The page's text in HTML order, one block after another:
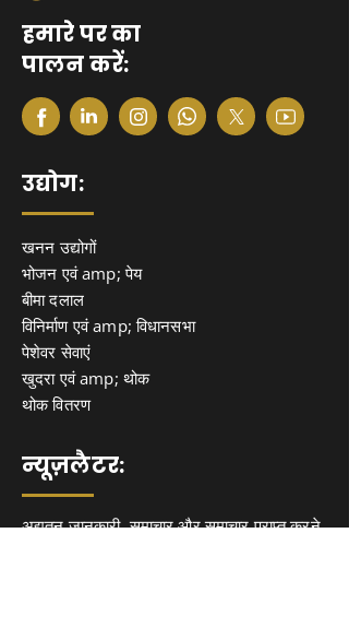
हमारे पर का
पालन करें:
उद्योग:
खनन उद्योगों
भोजन एवं amp; पेय
बीमा दलाल
विनिर्माण एवं amp; विधानसभा
पेशेवर सेवाएं
खुदरा एवं amp; थोक
थोक वितरण
न्यूज़लैटर:
अद्यतन जानकारी, समाचार और समाचार प्राप्त करने